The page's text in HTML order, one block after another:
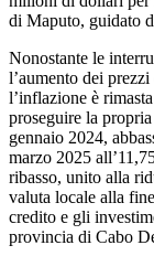
di Maputo, guidato
Nonostante le
l’aumento dei
l’inflazione è
proseguire la
gennaio 2024,
marzo 2025
ribasso, unito alla
valuta locale alla
credito e gli
provincia di Cabo